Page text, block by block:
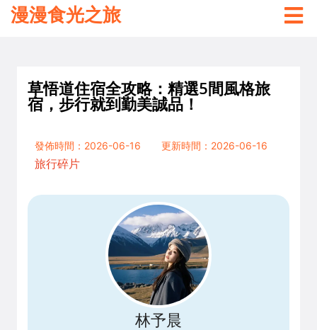
漫漫食光之旅
草悟道住宿全攻略：精選5間風格旅
宿，步行就到勤美誠品！
發佈時間：2026-06-16
更新時間：2026-06-16
旅行碎片
林予晨